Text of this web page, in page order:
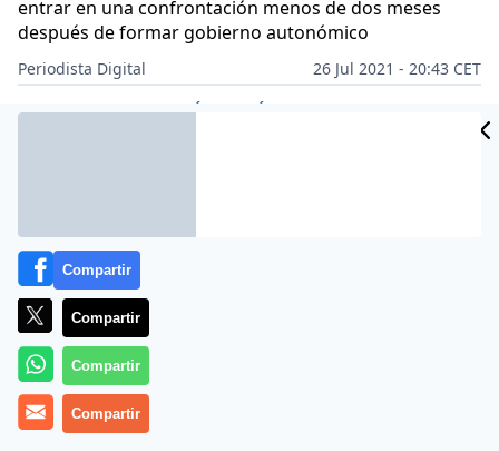
entrar en una confrontación menos de dos meses
después de formar gobierno autonómico
Periodista Digital
26 Jul 2021 - 20:43 CET
Archivado en: AUTONOMÍAS POLÍTICA
Compartir
Compartir
Compartir
Compartir